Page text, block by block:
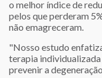
o melhor índice de
pelos que perderam
não emagreceram.
"Nosso estudo
terapia individualizada
prevenir a